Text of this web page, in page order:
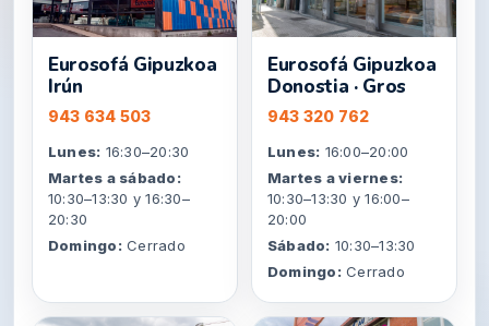
Eurosofá Gipuzkoa
Irún
943 634 503
Lunes: 16:30–20:30
Martes a sábado:
10:30–13:30 y 16:30–
20:30
Domingo:Cerrado
Eurosofá Gipuzkoa
Donostia · Gros
943 320 762
Lunes: 16:00–20:00
Martes a viernes:
10:30–13:30 y 16:00–
20:00
Sábado: 10:30–13:30
Domingo:Cerrado